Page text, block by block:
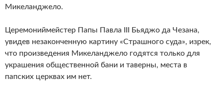
Микеланджело.
Церемониймейстер Папы Павла III Бьяджо да Чезана,
увидев незаконченную картину «Страшного суда», изрек,
что произведения Микеланджело годятся только для
украшения общественной бани и таверны, места в
папских церквах им нет.